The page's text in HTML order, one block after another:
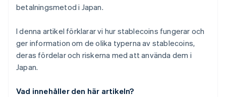
betalningsmetod i Japan.
I denna artikel förklarar vi hur stablecoins fungerar och
ger information om de olika typerna av stablecoins,
deras fördelar och riskerna med att använda dem i
Japan.
Vad innehåller den här artikeln?